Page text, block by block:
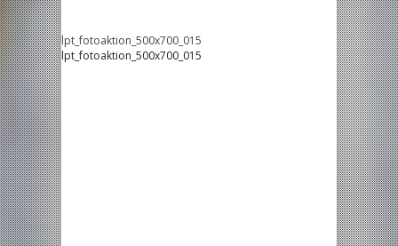
lpt_fotoaktion_500x700_015
lpt_fotoaktion_500x700_015